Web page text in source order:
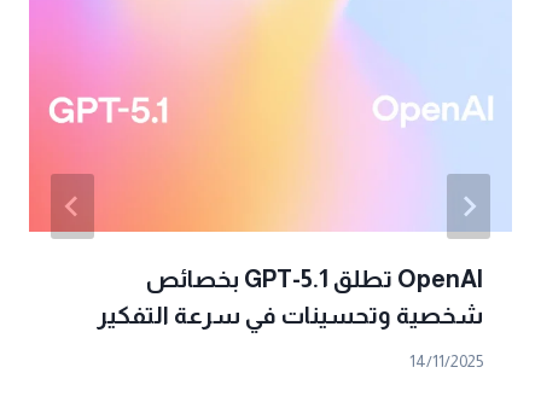
OpenAI تطلق GPT-5.1 بخصائص
شخصية وتحسينات في سرعة التفكير
14/11/2025